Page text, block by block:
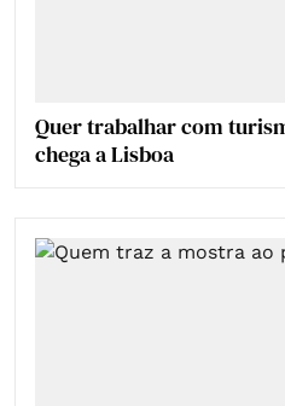
Quer trabalhar com
chega a Lisboa